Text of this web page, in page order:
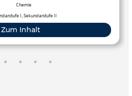
Chemie
I, Sekundarstufe II
Zum Inhalt